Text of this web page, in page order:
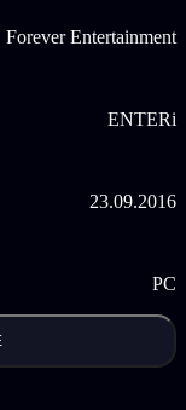
– это самая
который зажигает
и сочетает
визуальный
Forever Entertainment
ENTERi
23.09.2016
PC